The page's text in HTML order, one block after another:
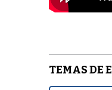
TEMAS DE